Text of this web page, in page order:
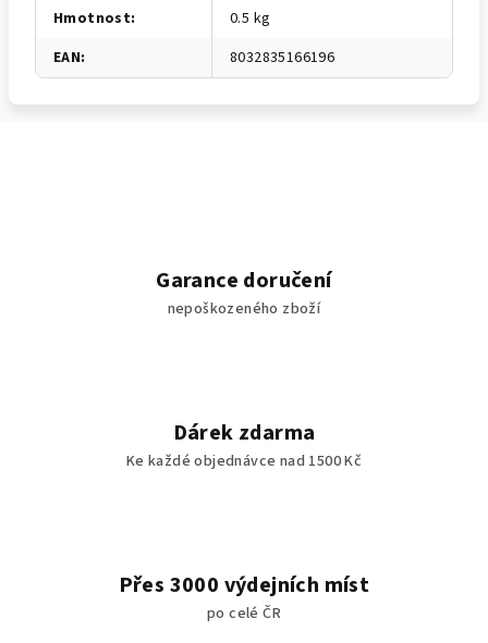
Hmotnost:
0.5 kg
EAN: 8032835166196
Garance doručení
nepoškozeného zboží
Dárek zdarma
Ke každé objednávce nad 1500 Kč
Přes 3000 výdejních míst
po celé ČR